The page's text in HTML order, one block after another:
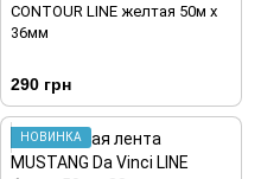
CONTOUR LINE желтая 50м х
36мм
290 грн
НОВИНКА